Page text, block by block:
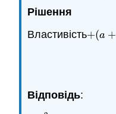
Рішення
Властивість+(a +
+(a+b
Відповідь: